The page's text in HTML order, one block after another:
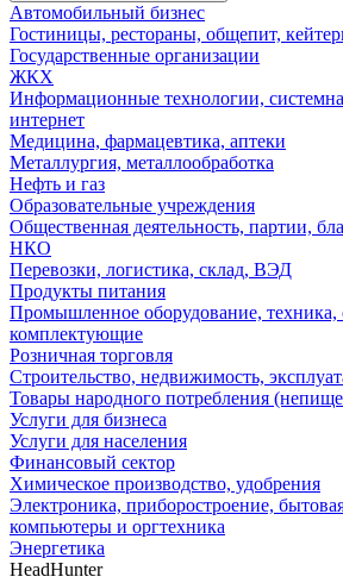
Автомобильный бизнес
Гостиницы, рестораны, общепит,
Государственные организации
ЖКХ
Информационные технологии,
интернет
Медицина, фармацевтика, аптеки
Металлургия, металлообработка
Нефть и газ
Образовательные учреждения
Общественная деятельность, партии,
НКО
Перевозки, логистика, склад, ВЭД
Продукты питания
Промышленное оборудование, техника,
комплектующие
Розничная торговля
Строительство, недвижимость,
Товары народного потребления
Услуги для бизнеса
Услуги для населения
Финансовый сектор
Химическое производство, удобрения
Электроника, приборостроение,
компьютеры и оргтехника
Энергетика
HeadHunter